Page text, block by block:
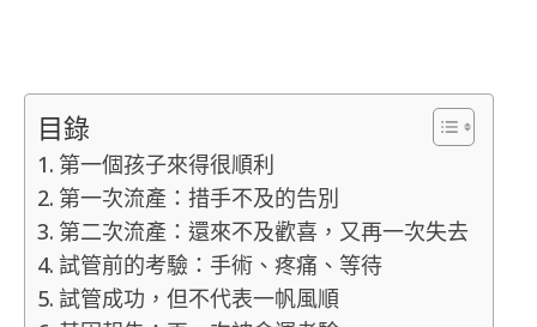
目錄
第一個孩子來得很順利
第一次流產：措手不及的告別
第二次流產：還來不及歡喜，又再一次失去
試管前的考驗：手術、疼痛、等待
試管成功，但不代表一帆風順